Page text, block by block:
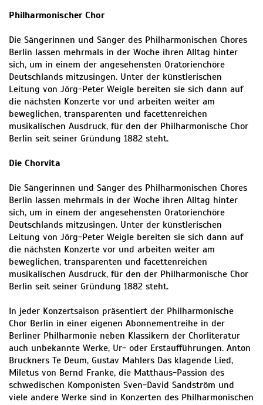
Philharmonischer Chor
Die Sängerinnen und Sänger des Philharmonischen Chores
Berlin lassen mehrmals in der Woche ihren Alltag hinter
sich, um in einem der angesehensten Oratorienchöre
Deutschlands mitzusingen. Unter der künstlerischen
Leitung von Jörg-Peter Weigle bereiten sie sich dann auf
die nächsten Konzerte vor und arbeiten weiter am
beweglichen, transparenten und facettenreichen
musikalischen Ausdruck, für den der Philharmonische Chor
Berlin seit seiner Gründung 1882 steht.
Die Chorvita
Die Sängerinnen und Sänger des Philharmonischen Chores
Berlin lassen mehrmals in der Woche ihren Alltag hinter
sich, um in einem der angesehensten Oratorienchöre
Deutschlands mitzusingen. Unter der künstlerischen
Leitung von Jörg-Peter Weigle bereiten sie sich dann auf
die nächsten Konzerte vor und arbeiten weiter am
beweglichen, transparenten und facettenreichen
musikalischen Ausdruck, für den der Philharmonische Chor
Berlin seit seiner Gründung 1882 steht.
In jeder Konzertsaison präsentiert der Philharmonische
Chor Berlin in einer eigenen Abonnementreihe in der
Berliner Philharmonie neben Klassikern der Chorliteratur
auch unbekannte Werke, Ur- oder Erstaufführungen. Anton
Bruckners Te Deum, Gustav Mahlers Das klagende Lied,
Miletus von Bernd Franke, die Matthäus-Passion des
schwedischen Komponisten Sven-David Sandström und
viele andere Werke sind in Konzerten des Philharmonischen